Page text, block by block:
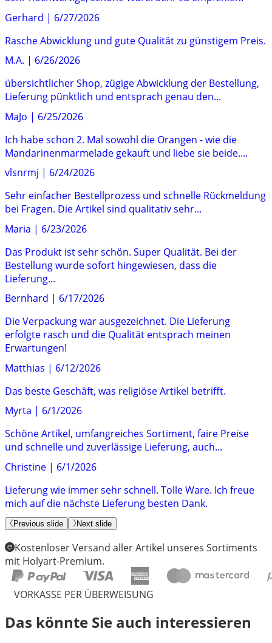
Gerhard | 6/27/2026
Rasche Abwicklung und gute Qualität zu günstigem Preis.
M.A. | 6/26/2026
übersichtlicher Shop, zügige Abwicklung der Bestellung,
Lieferung pünktlich und entsprach genau den...
MaJo | 6/25/2026
Ich habe schon 2. Mal sowohl die Orangen - wie die
Mandarinenmarmelade gekauft und liebe sie beide....
vlsnrmj | 6/24/2026
Sehr einfacher Bestellprozess und schnelle Rückmeldung
bei Fragen. Die Artikel sind qualitativ sehr...
Maria | 6/23/2026
Das Produkt ist sehr schön. Super Qualität. Bei der
Bestellung wurde sofort hingewiesen, dass die
Lieferung...
Bernhard | 6/17/2026
Die Verpackung war ausgezeichnet. Die Lieferung
erfolgte rasch und die Qualität entsprach meinen
Erwartungen!
Matthias | 6/12/2026
Das beste Geschäft, was religiöse Artikel betrifft.
Myrta | 6/1/2026
Schöne Artikel, umfangreiches Sortiment, faire Preise
und schnelle und zuverlässige Lieferung, auch...
Christine | 6/1/2026
Lieferung wie immer sehr schnell. Tolle Ware. Ich freue
mich auf die nächste Lieferung besten Dank.
Previous slide Next slide
Kostenloser Versand aller Artikel unseres Sortiments
mit Holyart-Premium.
VORKASSE PER ÜBERWEISUNG
Das könnte Sie auch interessieren